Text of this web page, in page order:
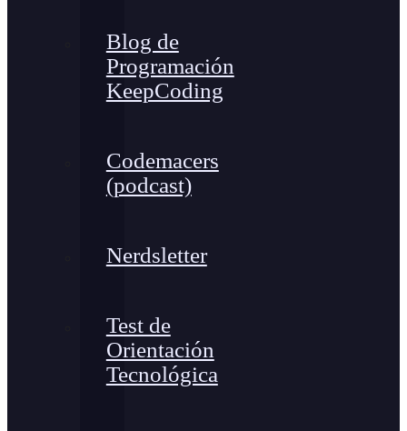
Blog de
Programación
KeepCoding
Codemacers
(podcast)
Nerdsletter
Test de
Orientación
Tecnológica